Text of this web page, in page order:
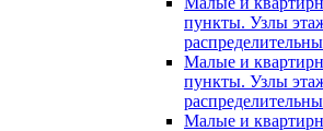
пункты. Узлы
Малые и
пункты. Узлы
Малые и